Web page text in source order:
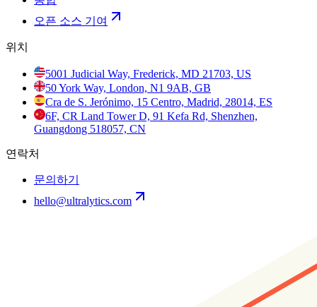
오픈 소스 기여
위치
5001 Judicial Way, Frederick, MD 21703, US
50 York Way, London, N1 9AB, GB
Cra de S. Jerónimo, 15 Centro, Madrid, 28014, ES
6F, CR Land Tower D, 91 Kefa Rd, Shenzhen,
Guangdong 518057, CN
연락처
문의하기
hello@ultralytics.com